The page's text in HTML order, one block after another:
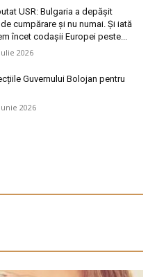
USR: Bulgaria a depășit
cumpărare și nu numai. Și iată
încet codașii Europei peste...
2026
Guvernului Bolojan pentru
2026